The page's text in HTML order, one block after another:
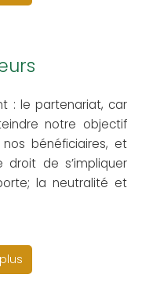
: le partenariat, car
notre objectif
bénéficiaires, et
de s’impliquer
la neutralité et